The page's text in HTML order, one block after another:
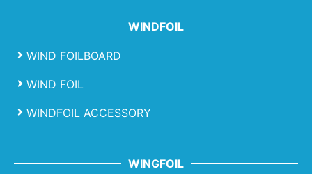
WINDFOIL
WIND FOILBOARD
WIND FOIL
WINDFOIL ACCESSORY
WINGFOIL